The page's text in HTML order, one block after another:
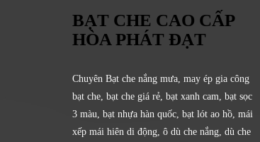
BẠT CHE CAO CẤP
HÒA PHÁT ĐẠT
Chuyên Bạt che nắng mưa, may ép gia công
bạt che, bạt che giá rẻ, bạt xanh cam, bạt sọc
3 màu, bạt nhựa hàn quốc, bạt lót ao hồ, mái
xếp mái hiên di động, ô dù che nắng, dù che